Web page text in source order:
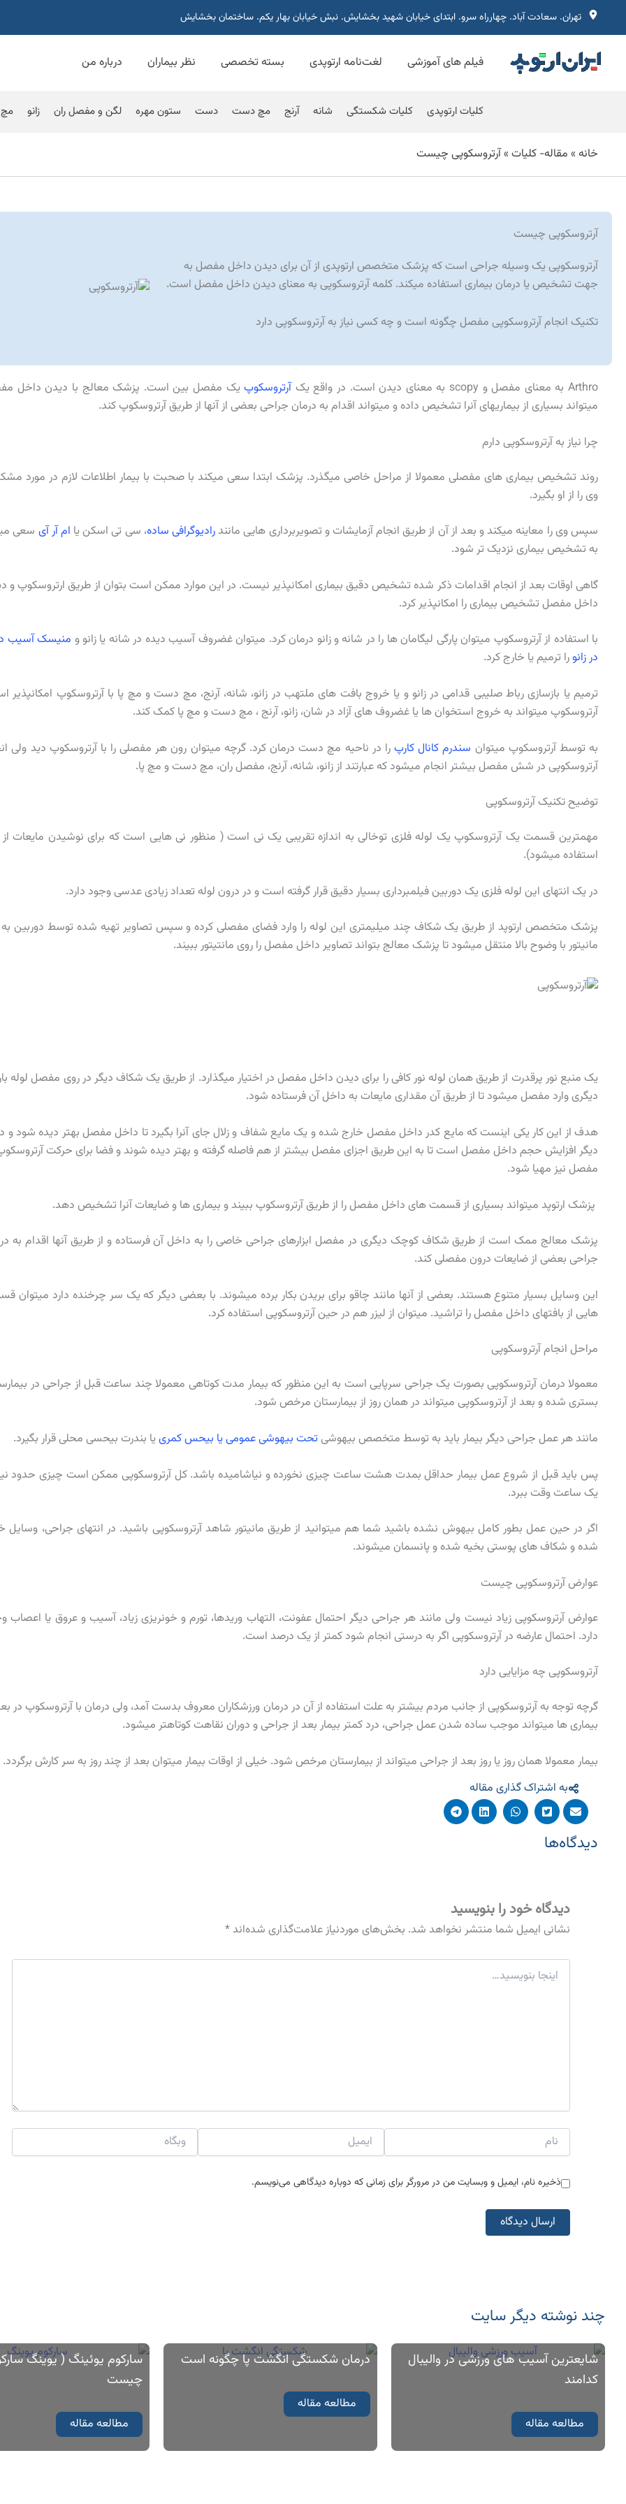
تهران. سعادت آباد. چهارراه سرو. ابتدای خیابان شهید بخشایش. نبش خیابان بهار یکم. ساختمان بخشایش
فیلم های آموزشی لغت‌نامه ارتوپدی بسته تخصصی نظر بیماران درباره من
کلیات ارتوپدی کلیات شکستگی شانه آرنج مچ دست دست ستون مهره لگن و مفصل ران زانو مچ
خانه » مقاله- كلیات »آرتروسکوپی چیست
آرتروسکوپی چیست
آرتروسکوپی یک وسیله جراحی است که پزشک متخصص ارتوپدی از آن برای دیدن داخل مفصل به
جهت تشخیص یا درمان بیماری استفاده میکند. کلمه آرتروسکوپی به معنای دیدن داخل مفصل است.
تکنیک انجام آرتروسکوپی مفصل چگونه است و چه کسی نیاز به آرتروسکوپی دارد
Arthro به معنای مفصل و scopy به معنای دیدن است. در واقع یک آرتروسکوپیک مفصل بین است. پزشک معالج با دیدن داخل
میتواند بسیاری از بیماریهای آنرا تشخیص داده و میتواند اقدام به درمان جراحی بعضی از آنها از طریق آرتروسکوپ کند.
چرا نیاز به آرتروسکوپی دارم
روند تشخیص بیماری های مفصلی معمولا از مراحل خاصی میگذرد. پزشک ابتدا سعی میکند با صحبت با بیمار اطلاعات لازم در مورد
وی را از او بگیرد.
سپس وی را معاینه میکند و بعد از آن از طریق انجام آزمایشات و تصویربرداری هایی مانند رادیوگرافی ساده، سی تی اسکن یا ام آر آی سعی
به تشخیص بیماری نزدیک تر شود.
گاهی اوقات بعد از انجام اقدامات ذکر شده تشخیص دقیق بیماری امکانپذیر نیست. در این موارد ممکن است بتوان از طریق ارتروسکوپ و
داخل مفصل تشخیص بیماری را امکانپذیر کرد.
با استفاده از آرتروسکوپ میتوان پارگی لیگامان ها را در شانه و زانو درمان کرد. میتوان غضروف آسیب دیده در شانه یا زانو و منیسک آسیب
در زانورا ترمیم یا خارج کرد.
ترمیم یا بازسازی رباط صلیبی قدامی در زانو و یا خروج بافت های ملتهب در زانو، شانه، آرنج، مچ دست و مچ پا با آرتروسکوپ امکانپذیر
آرتروسکوپ میتواند به خروج استخوان ها یا غضروف های آزاد در شان، زانو، آرنج ، مچ دست و مچ پا کمک کند.
به توسط آرتروسکوپ میتوان سندرم کانال کارپرا در ناحیه مچ دست درمان کرد. گرچه میتوان رون هر مفصلی را با آرتروسکوپ دید ولی
آرتروسکوپی در شش مفصل بیشتر انجام میشود که عبارتند از زانو، شانه، آرنج، مفصل ران، مچ دست و مچ پا.
توضیح تکنیک آرتروسکوپی
مهمترین قسمت یک آرتروسکوپ یک لوله فلزی توخالی به اندازه تقریبی یک نی است ( منظور نی هایی است که برای نوشیدن مایعات از
استفاده میشود).
در یک انتهای این لوله فلزی یک دوربین فیلمبرداری بسیار دقیق قرار گرفته است و در درون لوله تعداد زیادی عدسی وجود دارد.
پزشک متخصص ارتوپد از طریق یک شکاف چند میلیمتری این لوله را وارد فضای مفصلی کرده و سپس تصاویر تهیه شده توسط دوربین
مانیتور با وضوح بالا منتقل میشود تا پزشک معالج بتواند تصاویر داخل مفصل را روی مانتیتور ببیند.
یک منبع نور پرقدرت از طریق همان لوله نور کافی را برای دیدن داخل مفصل در اختیار میگذارد. از طریق یک شکاف دیگر در روی مفصل لوله
دیگری وارد مفصل میشود تا از طریق آن مقداری مایعات به داخل آن فرستاده شود.
هدف از این کار یکی اینست که مایع کدر داخل مفصل خارج شده و یک مایع شفاف و زلال جای آنرا بگیرد تا داخل مفصل بهتر دیده شود و
دیگر افزایش حجم داخل مفصل است تا به این طریق اجزای مفصل بیشتر از هم فاصله گرفته و بهتر دیده شوند و فضا برای حرکت
مفصل نیز مهیا شود.
پزشک ارتوپد میتواند بسیاری از قسمت های داخل مفصل را از طریق آرتروسکوپ ببیند و بیماری ها و ضایعات آنرا تشخیص دهد.
پزشک معالج ممک است از طریق شکاف کوچک دیگری در مفصل ابزارهای جراحی خاصی را به داخل آن فرستاده و از طریق آنها اقدام به
جراحی بعضی از ضایعات درون مفصلی کند.
این وسایل بسیار متنوع هستند. بعضی از آنها مانند چاقو برای بریدن بکار برده میشوند. با بعضی دیگر که یک سر چرخنده دارد میتوان
هایی از بافتهای داخل مفصل را تراشید. میتوان از لیزر هم در حین آرتروسکوپی استفاده کرد.
مراحل انجام آرتروسکوپی
معمولا درمان آرتروسکوپی بصورت یک جراحی سرپایی است به این منظور که بیمار مدت کوتاهی معمولا چند ساعت قبل از جراحی در
بستری شده و بعد از آرتروسکوپی میتواند در همان روز از بیمارستان مرخص شود.
مانند هر عمل جراحی دیگر بیمار باید به توسط متخصص بیهوشیتحت بیهوشی عمومی یا بیحس کمرییا بندرت بیحسی محلی قرار بگیرد.
پس باید قبل از شروع عمل بیمار حداقل بمدت هشت ساعت چیزی نخورده و نیاشامیده باشد. کل آرتروسکوپی ممکن است چیزی حدود
یک ساعت وقت ببرد.
اگر در حین عمل بطور کامل بیهوش نشده باشید شما هم میتوانید از طریق مانیتور شاهد آرتروسکوپی باشید. در انتهای جراحی، وسایل
شده و شکاف های پوستی بخیه شده و پانسمان میشوند.
عوارض آرتروسکوپی چیست
عوارض آرتروسکوپی زیاد نیست ولی مانند هر جراحی دیگر احتمال عفونت، التهاب وریدها، تورم و خونریزی زیاد، آسیب و عروق یا اعصاب
دارد. احتمال عارضه در آرتروسکوپی اگر به درستی انجام شود کمتر از یک درصد است.
آرتروسکوپی چه مزایایی دارد
گرچه توجه به آرتروسکوپی از جانب مردم بیشتر به علت استفاده از آن در درمان ورزشکاران معروف بدست آمد، ولی درمان با آرتروسکوپ در
بیماری ها میتواند موجب ساده شدن عمل جراحی، درد کمتر بیمار بعد از جراحی و دوران نقاهت کوتاهتر میشود.
بیمار معمولا همان روز یا روز بعد از جراحی میتواند از بیمارستان مرخص شود. خیلی از اوقات بیمار میتوان بعد از چند روز به سر کارش برگردد.
به اشتراک گذاری مقاله
دیدگاه‌ها
دیدگاه‌ خود را بنویسید
نشانی ایمیل شما منتشر نخواهد شد. بخش‌های موردنیاز علامت‌گذاری شده‌اند *
اینجا
بنویسید…
نام ایمیل وبگاه
ذخیره نام، ایمیل و وبسایت من در مرورگر برای زمانی که دوباره دیدگاهی می‌نویسم.
چند نوشته‌ دیگر سایت
شایعترین آسیب های ورزشی در والیبال
کدامند
مطالعه مقاله
درمان شكستگی انگشت پا چگونه است
مطالعه مقاله
سارکوم یوئینگ ( یوینگ
چیست
مطالعه مقاله